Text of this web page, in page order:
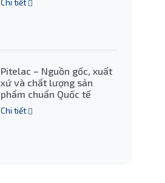
Pitelac – Nguồn gốc, xuất
xứ và chất lượng sản
phẩm chuẩn Quốc tế
Chi tiết